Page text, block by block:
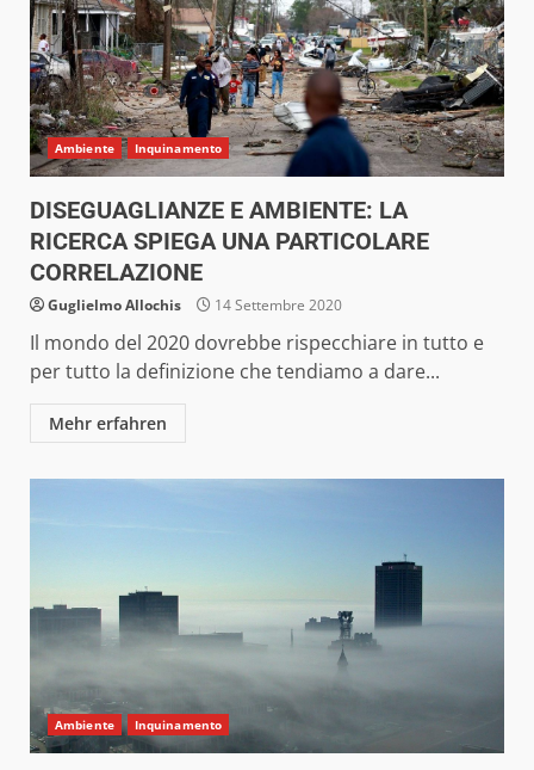
Ambiente Inquinamento
DISEGUAGLIANZE E AMBIENTE: LA
RICERCA SPIEGA UNA PARTICOLARE
CORRELAZIONE
Guglielmo Allochis 14 Settembre 2020
Il mondo del 2020 dovrebbe rispecchiare in tutto e
per tutto la definizione che tendiamo a dare...
Mehr erfahren
Ambiente Inquinamento